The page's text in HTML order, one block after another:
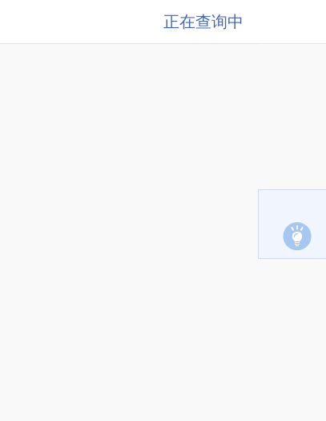
正在查询中